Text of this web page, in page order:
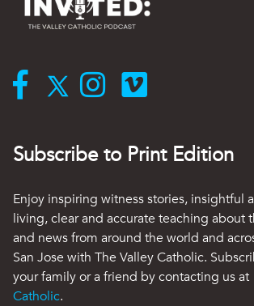
Subscribe to Print Edition
Enjoy inspiring witness stories, insightful
living, clear and accurate teaching about
and news from around the world and
San Jose with The Valley Catholic.
your family or a friend by contacting us at
Catholic.